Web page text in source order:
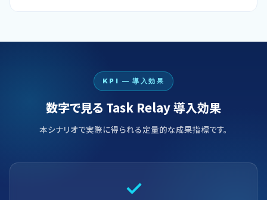
KPI — 導入効果
数字で見る Task Relay 導入効果
本シナリオで実際に得られる定量的な成果指標です。
✓